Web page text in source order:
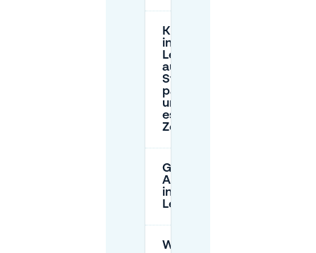
Kann ich
in
Legmeer
auf der
Straße
parken,
und gibt
es
Zeitlimits?
Gelten
Anwohnerparkausweise
in der Nähe von
Legmeer für Besucher?
Was sind die